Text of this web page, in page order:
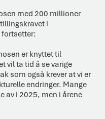
med 200 millioner
i
fortsetter:
er knyttet til
vil ta tid å se varige
som også krever at vi er
endringer. Mange
av i 2025, men i årene